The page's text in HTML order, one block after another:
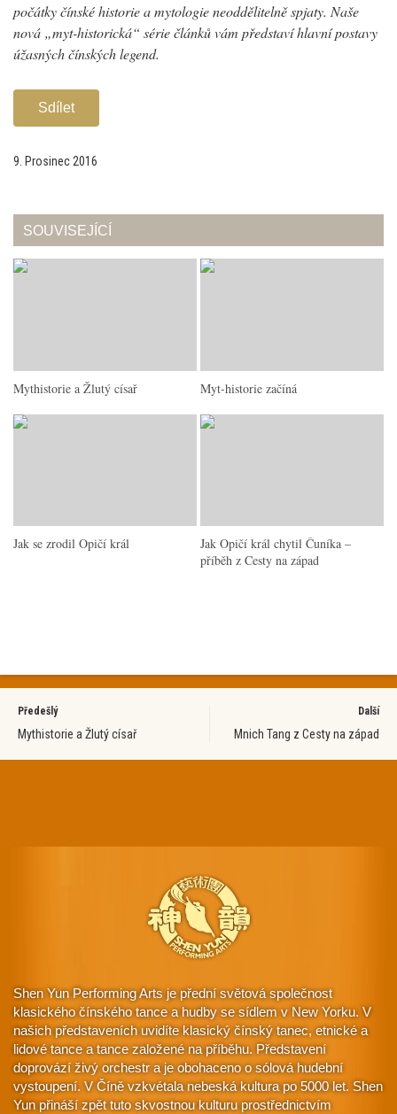
počátky čínské historie a mytologie neoddělitelně spjaty. Naše
nová „myt-historická“ série článků vám představí hlavní postavy
úžasných čínských legend.
Sdílet
9. Prosinec 2016
SOUVISEJÍCÍ
Mythistorie a Žlutý císař Myt-historie začíná
Jak se zrodil Opičí král
Jak Opičí král chytil Čuníka –
příběh z Cesty na západ
Předešlý
Mythistorie a Žlutý císař
Další
Mnich Tang z Cesty na západ
Shen Yun Performing Arts je přední světová společnost
klasického čínského tance a hudby se sídlem v New Yorku. V
našich představeních uvidíte klasický čínský tanec, etnické a
lidové tance a tance založené na příběhu. Představení
doprovází živý orchestr a je obohaceno o sólová hudební
vystoupení. V Číně vzkvétala nebeská kultura po 5000 let. Shen
Yun přináší zpět tuto skvostnou kulturu prostřednictvím